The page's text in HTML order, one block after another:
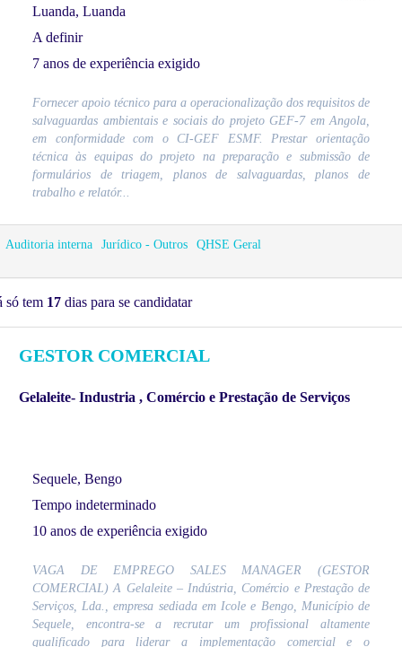
Luanda, Luanda
A definir
7 anos de experiência exigido
Fornecer apoio técnico para a operacionalização dos requisitos de
salvaguardas ambientais e sociais do projeto GEF-7 em Angola,
em conformidade com o CI-GEF ESMF. Prestar orientação
técnica às equipas do projeto na preparação e submissão de
formulários de triagem, planos de salvaguardas, planos de
trabalho e relatór...
Auditoria interna Jurídico - Outros QHSE Geral
só tem 17 dias para se candidatar
GESTOR COMERCIAL
Gelaleite- Industria , Comércio e Prestação de Serviços
Sequele, Bengo
Tempo indeterminado
10 anos de experiência exigido
VAGA DE EMPREGO SALES MANAGER (GESTOR
COMERCIAL) A Gelaleite – Indústria, Comércio e Prestação de
Serviços, Lda., empresa sediada em Icole e Bengo, Município de
Sequele, encontra-se a recrutar um profissional altamente
qualificado para liderar a implementação comercial e o